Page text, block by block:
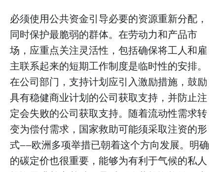
必须使用公共资金引导必要的资源重新分配，
同时保护最脆弱的群体。在劳动力和产品市
场，应重点关注灵活性，包括确保将工人和雇
主联系起来的短期工作制度是临时性的安排。
在公司部门，支持计划应引入激励措施，鼓励
具有稳健商业计划的公司获取支持，并防止注
定会失败的公司获取支持。随着流动性需求转
变为偿付需求，国家救助可能须采取注资的形
式——欧洲多项举措已朝着这个方向发展。明确
的碳定价也很重要，能够为有利于气候的私人